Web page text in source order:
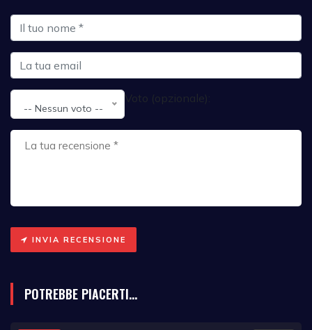
Voto (opzionale):
-- Nessun voto --
INVIA RECENSIONE
POTREBBE PIACERTI...